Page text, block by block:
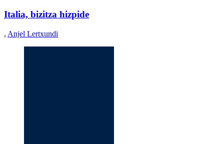
Italia, bizitza hizpide
, Anjel Lertxundi